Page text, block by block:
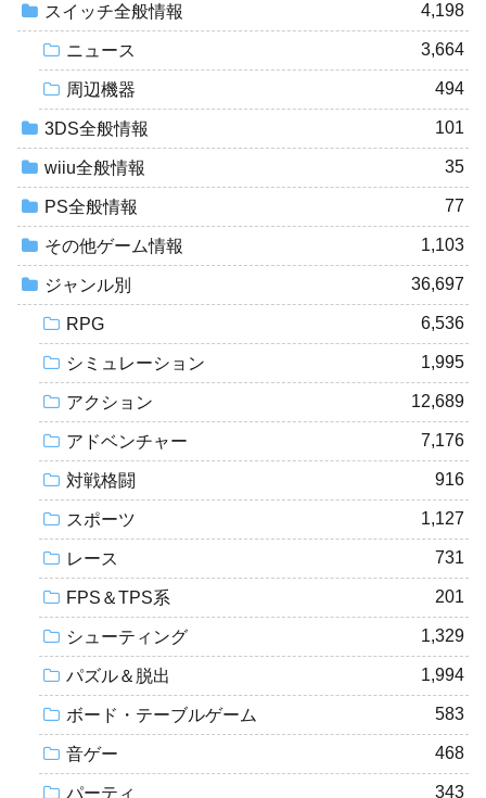
スイッチ全般情報 4,198
ニュース 3,664
周辺機器 494
3DS全般情報 101
wiiu全般情報 35
PS全般情報 77
その他ゲーム情報 1,103
ジャンル別 36,697
RPG 6,536
シミュレーション 1,995
アクション 12,689
アドベンチャー 7,176
対戦格闘 916
スポーツ 1,127
レース 731
FPS＆TPS系 201
シューティング 1,329
パズル＆脱出 1,994
ボード・テーブルゲーム 583
音ゲー 468
パーティ 343